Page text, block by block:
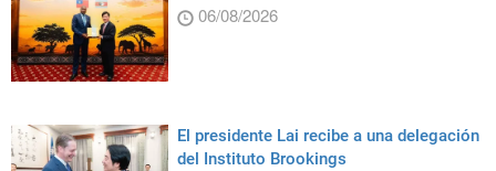
06/08/2026
El presidente Lai recibe a una delegación
del Instituto Brookings